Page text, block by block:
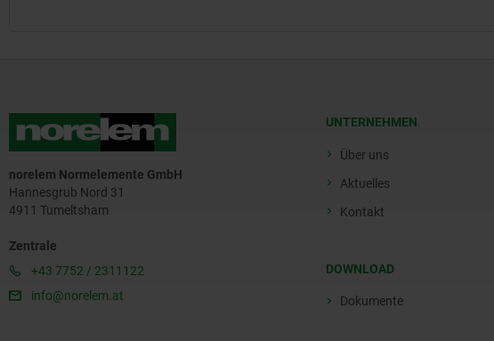
norelem Normelemente GmbH
Hannesgrub Nord 31
4911 Tumeltsham
Zentrale
+43 7752 / 2311122
info@norelem.at
UNTERNEHMEN
Über uns
Aktuelles
Kontakt
DOWNLOAD
Dokumente